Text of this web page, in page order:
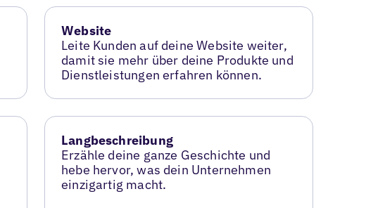
Website
Leite Kunden auf deine Website weiter,
damit sie mehr über deine Produkte und
Dienstleistungen erfahren können.
Langbeschreibung
Erzähle deine ganze Geschichte und
hebe hervor, was dein Unternehmen
einzigartig macht.